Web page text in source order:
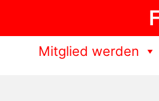
Mitglied werden